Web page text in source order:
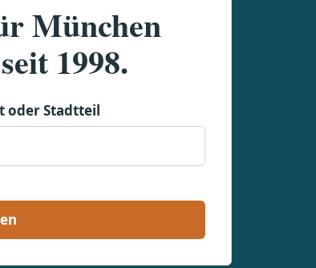
München
1998.
oder Stadtteil